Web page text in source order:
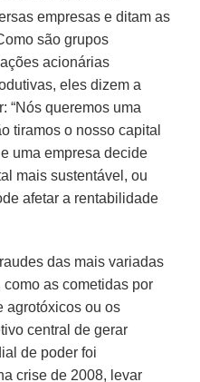
empresas e ditam as
são grupos
acionárias
eles dizem a
“Nós queremos uma
tiramos o nosso capital
uma empresa decide
mais sustentável, ou
afetar a rentabilidade
das mais variadas
as cometidas por
agrotóxicos ou os
central de gerar
de poder foi
crise de 2008, levar